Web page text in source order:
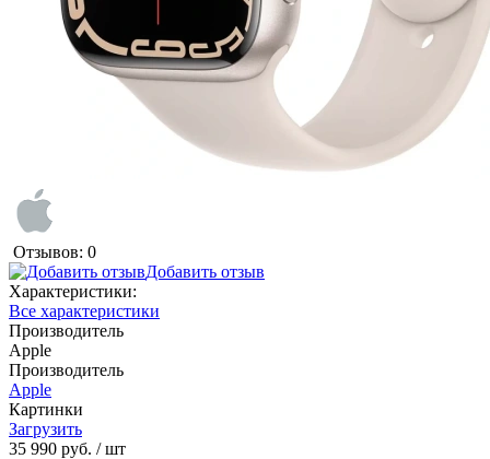
Отзывов: 0
Добавить отзыв
Характеристики:
Все характеристики
Производитель
Apple
Производитель
Apple
Картинки
Загрузить
35 990 руб. / шт